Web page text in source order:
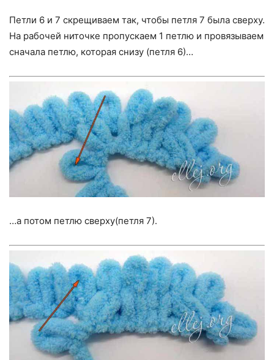
Петли 6 и 7 скрещиваем так, чтобы петля 7 была сверху.
На рабочей ниточке пропускаем 1 петлю и провязываем
сначала петлю, которая снизу (петля 6)…
…а потом петлю сверху(петля 7).